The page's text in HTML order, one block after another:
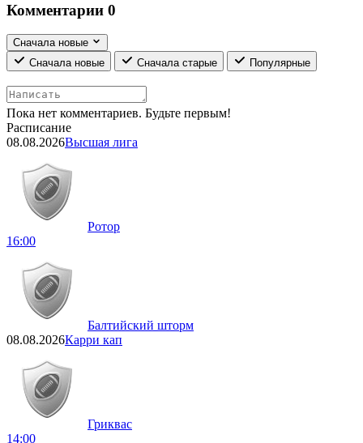
Комментарии 0
Сначала новые
Сначала новые
Сначала старые Популярные
Пока нет комментариев. Будьте первым!
Расписание
08.08.2026Высшая лига
Ротор
16:00
Балтийский шторм
08.08.2026Карри кап
Гриквас
14:00